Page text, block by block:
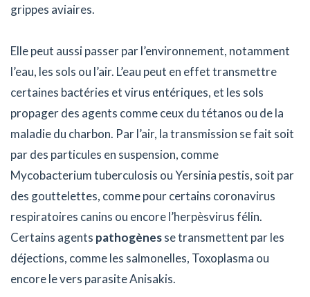
grippes aviaires.
Elle peut aussi passer par l’environnement, notamment
l’eau, les sols ou l’air. L’eau peut en effet transmettre
certaines bactéries et virus entériques, et les sols
propager des agents comme ceux du tétanos ou de la
maladie du charbon. Par l’air, la transmission se fait soit
par des particules en suspension, comme
Mycobacterium tuberculosis ou Yersinia pestis, soit par
des gouttelettes, comme pour certains coronavirus
respiratoires canins ou encore l’herpèsvirus félin.
Certains agents pathogènesse transmettent par les
déjections, comme les salmonelles, Toxoplasma ou
encore le vers parasite Anisakis.